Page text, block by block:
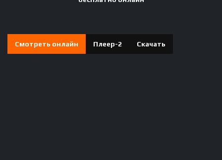
Смотреть онлайн Плеер-2 Скачать